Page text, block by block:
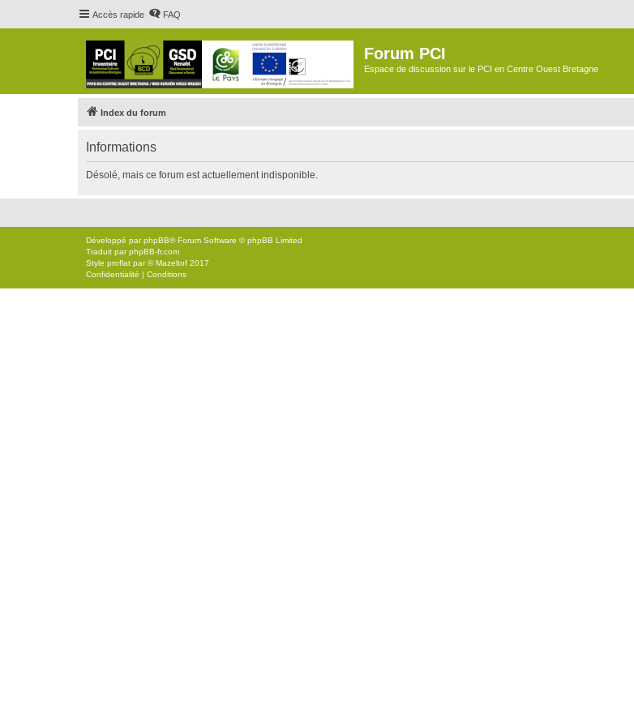
Accès rapide FAQ
Forum PCI
Espace de discussion sur le PCI en Centre Ouest Bretagne
Index du forum
Informations
Désolé, mais ce forum est actuellement indisponible.
Développé parphpBB® Forum Software © phpBB Limited
Traduit parphpBB-fr.com
Style proflat par ©Mazeltof 2017
Confidentialité | Conditions